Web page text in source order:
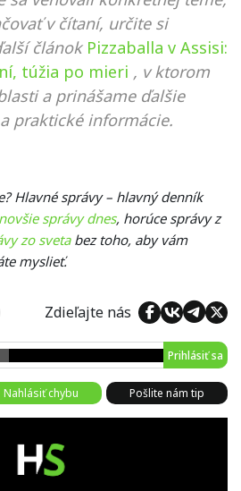
v čítaní, určite si
článok Pizzaballa v Assisi:
túžia po mieri , v ktorom
a prinášame ďalšie
praktické informácie.
Hlavné správy – hlavný denník
správy dnes, horúce správy z
zo svetabez toho, aby vám
myslieť.
Zdieľajte nás
Prihlásiť sa
Nahlásiť chybu Pošlite nám tip